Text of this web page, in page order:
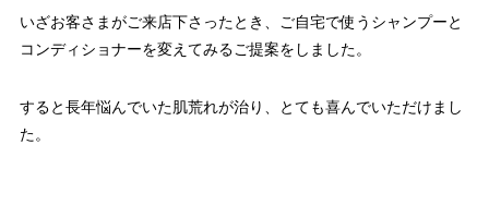
いざお客さまがご来店下さったとき、
ご自宅で使うシャンプーと
コンディショナーを変えてみるご提案を しました。
すると長年悩んでいた肌荒れが治り、
とても喜んでいただけまし
た。